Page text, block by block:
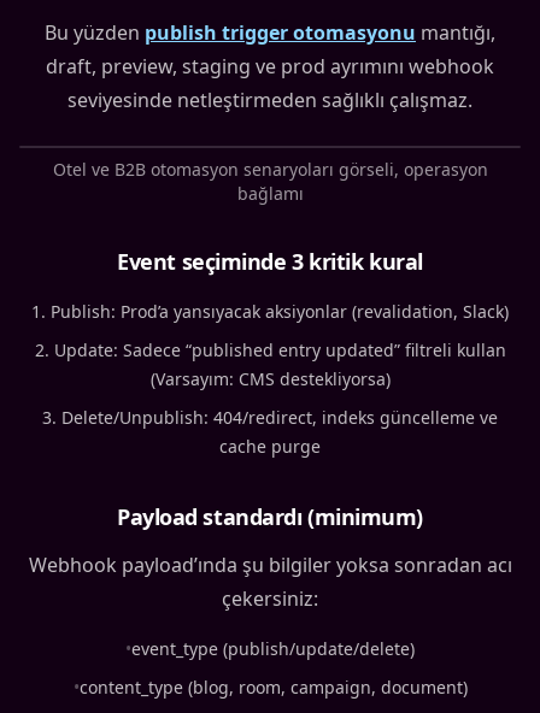
Bu yüzden publish trigger otomasyonu mantığı,
draft, preview, staging ve prod ayrımını webhook
seviyesinde netleştirmeden sağlıklı çalışmaz.
Otel ve B2B otomasyon senaryoları görseli, operasyon
bağlamı
Event seçiminde 3 kritik kural
Publish: Prod’a yansıyacak aksiyonlar (revalidation, Slack)
Update: Sadece “published entry updated” filtreli kullan
(Varsayım: CMS destekliyorsa)
Delete/Unpublish: 404/redirect, indeks güncelleme ve
cache purge
Payload standardı (minimum)
Webhook payload’ında şu bilgiler yoksa sonradan acı
çekersiniz:
•event_type (publish/update/delete)
•content_type (blog, room, campaign, document)